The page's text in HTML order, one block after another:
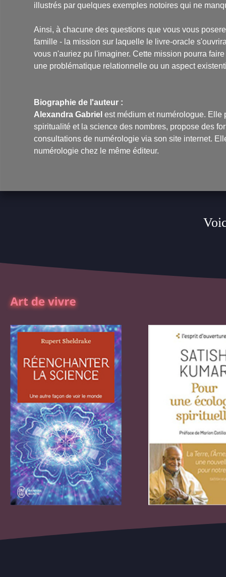
illustrés par quelques exemples notoires qui ne
Ainsi, à chacune des questions que vous vous
famille - la mission sur laquelle le livre-oracle
vous n'auriez pu l'imaginer. Cette mission pourra
une problématique relationnelle ou un aspect
Biographie de l'auteur :
Alexandra Gabriel est médium et numérologue.
spiritualité et la science des nombres, propose des
consultations de numérologie via son site internet.
numérologie chez le même éditeur.